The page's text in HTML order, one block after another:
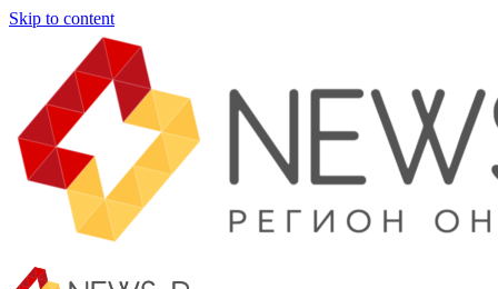
Skip to content